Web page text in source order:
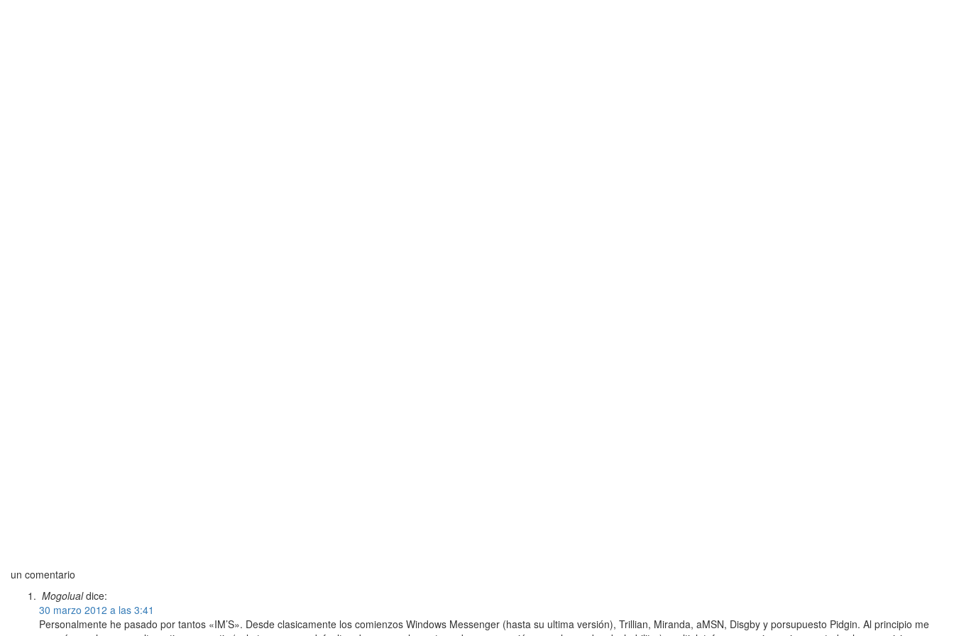
un comentario
Mogolual dice:
30 marzo 2012 a las 3:41
Personalmente he pasado por tantos «IM’S». Desde clasicamente los comienzos Windows Messenger (hasta su ultima versión), Trillian, Miranda, aMSN, Disgby y porsupuesto Pidgin. Al principio me